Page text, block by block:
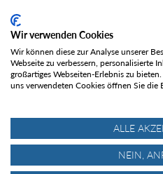
Social Media
Gefällt
Wir verwenden Cookies
Wir können diese zur Analyse unserer
Webseite zu verbessern, personalisierte
großartiges Webseiten-Erlebnis zu
uns verwendeten Cookies öffnen Sie die
ALLE
NEIN,